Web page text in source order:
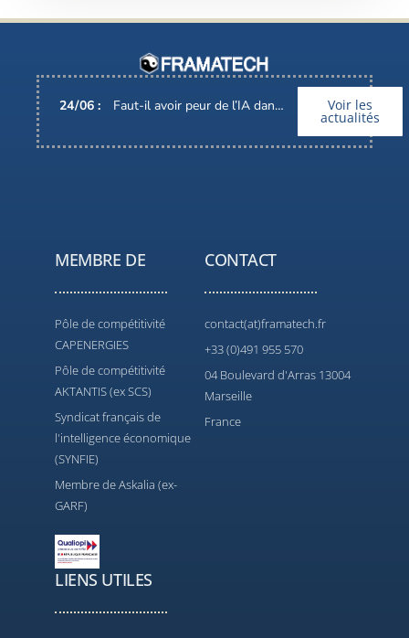
24/06 : Faut-il avoir peur de l’IA dans nos métiers ? Voir les
actualités
MEMBRE DE
Pôle de compétitivité
CAPENERGIES
Pôle de compétitivité
AKTANTIS (ex SCS)
Syndicat français de
l'intelligence économique
(SYNFIE)
Membre de Askalia (ex-
GARF)
CONTACT
contact(at)framatech.fr
+33 (0)491 955 570
04 Boulevard d'Arras 13004
Marseille
France
LIENS UTILES